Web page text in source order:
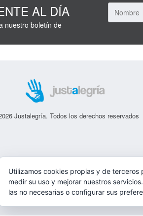
AL DÍA
nuestro boletín de
Justalegría. Todos los derechos reservados
Utilizamos cookies propias y de
medir su uso y mejorar nuestros
las no necesarias o configurar sus